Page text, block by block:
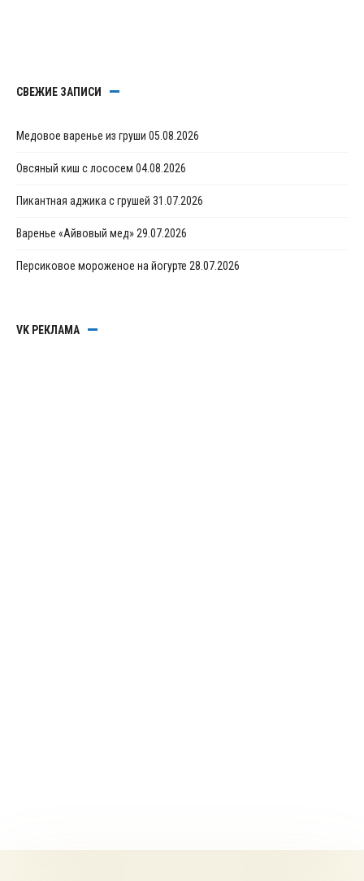
СВЕЖИЕ ЗАПИСИ
Медовое варенье из груши 05.08.2026
Овсяный киш с лососем 04.08.2026
Пикантная аджика с грушей 31.07.2026
Варенье «Айвовый мед» 29.07.2026
Персиковое мороженое на йогурте 28.07.2026
VK РЕКЛАМА